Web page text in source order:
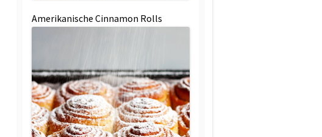
Amerikanische Cinnamon Rolls